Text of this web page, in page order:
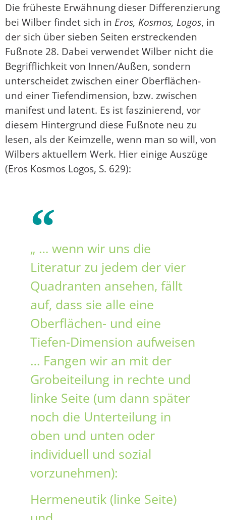
Die früheste Erwähnung dieser Differenzierung
bei Wilber findet sich in Eros, Kosmos, Logos, in
der sich über sieben Seiten erstreckenden
Fußnote 28. Dabei verwendet Wilber nicht die
Begrifflichkeit von Innen/Außen, sondern
unterscheidet zwischen einer Oberflächen-
und einer Tiefendimension, bzw. zwischen
manifest und latent. Es ist faszinierend, vor
diesem Hintergrund diese Fußnote neu zu
lesen, als der Keimzelle, wenn man so will, von
Wilbers aktuellem Werk. Hier einige Auszüge
(Eros Kosmos Logos, S. 629):
„ … wenn wir uns die
Literatur zu jedem der vier
Quadranten ansehen, fällt
auf, dass sie alle eine
Oberflächen- und eine
Tiefen-Dimension aufweisen
… Fangen wir an mit der
Grobeiteilung in rechte und
linke Seite (um dann später
noch die Unterteilung in
oben und unten oder
individuell und sozial
vorzunehmen):
Hermeneutik (linke Seite)